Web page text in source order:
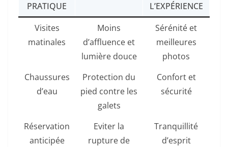
PRATIQUE
L’EXPÉRIENCE
Visites
matinales
Moins
d’affluence et
lumière douce
Sérénité et
meilleures
photos
Chaussures
d’eau
Protection du
pied contre les
galets
Confort et
sécurité
Réservation
anticipée
Eviter la
rupture de
Tranquillité
d’esprit